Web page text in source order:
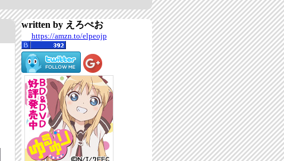
written by えろぺお
https://amzn.to/elpeojp